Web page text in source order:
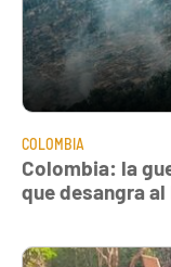
COLOMBIA
Colombia: la
que desangra